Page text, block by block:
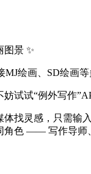
景 ✨
绘画、SD绘画
试试“例外写作
找灵感，只需输
色 —— 写作导师